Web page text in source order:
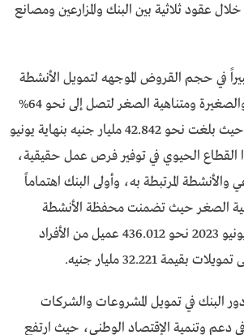
عقود ثلاثية بين البنك والمزارعين ومصانع
في حجم القروض الموجهه لتمويل الأنشطة
والمشروعات المتوسطة والصغيرة ومتناهية الصغر لتصل إلى نحو 64%
من محفظة القروض، حيث بلغت نحو 42.842 مليار جنيه بنهاية يونيو
هذا القطاع الحيوي في توفير فرص عمل حقيقية،
والأنشطة المرتبطة به، وأولى البنك اهتماماً
الصغر حيث تضمنت محفظة الأنشطة
متناهية الصغر بنهاية يونيو 2023 نحو 436.012 عميل من الأفراد
32.221 مليار جنيه.
البنك في تمويل المشروعات والشركات
دعم وتنمية الإقتصاد الوطني، حيث ارتفع